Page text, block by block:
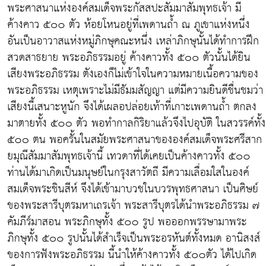
พระศาสนาแห่งองค์สมเด็จพระกัสสปะสัมมาสัมพุทธเจ้า มี
ค้างคาว ๕๐๐ ตัว ห้อยโหนอยู่ที่เพดานถ้ำ ณ ภูเขาแห่งหนึ่ง
อันเป็นอาวาสแห่งหมู่ภิกษุคณะหนึ่ง เหล่าภิกษุนั้นได้ทำการฝึก
สวดสาธยาย พระอภิธรรมอยู่ ค้างคาวทั้ง ๕๐๐ ตัวนั้นได้ยิน
เสียงพระอภิธรรม ตังเองก็ไม่เข้าใจในความหมายเนื้อความของ
พระอภิธรรม เหตุเพราะไม่มีธัมมสัญญา แต่มีความยินดีชื่นชมว่า
เสียงนี้เสนาะหูนัก จึงได้เผลอปล่อยเท้าที่เกาะเพดานถ้ำ ตกลง
มาตายทั้ง ๕๐๐ ตัว พอทำกาลกิริยาแล้วจึงไปอุบัติ ในสวรรค์ทั้ง
๕๐๐ ตน พอครั้นในสมัยพระศาสนาขององค์สมเด็จพระศรีสาก
ยมุณีสัมมาสัมพุทธเจ้านี้ เทวดาที่ได้เคยเป็นค้างคาวทั้ง ๕๐๐
ท่านได้มาเกิดเป็นมนุษย์ในกรุงสาวัตถี มีความเลื่อมใสในองค์
สมเด็จพระชินสีห์ จึงได้เข้ามาบวชในบวรพุทธศาสนา เป็นศิษย์
ของพระสารีบุตรมหาเถรเจ้า พระสารีบุตรได้นำพระอภิธรรม ๗
คัมภีร์มาสอน พระภิกษุทั้ง ๕๐๐ รูป พอออกพรรษามาพระ
ภิกษุทั้ง ๕๐๐ รูปนั้นได้สำเร็จเป็นพระอรหันต์ทั้งหมด อานิสงส์
ของการฟังพระอภิธรรม นี้นำให้ค้างคาวทั้ง ๕๐๐ตัว ได้ไปเกิด